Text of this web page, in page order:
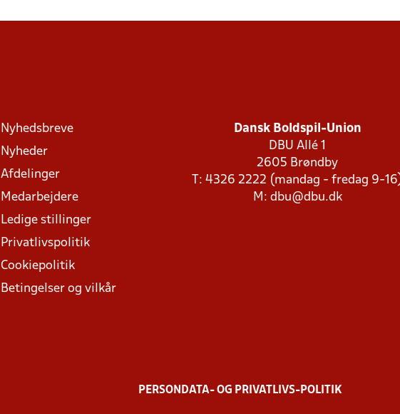
Nyhedsbreve
Nyheder
Afdelinger
Medarbejdere
Ledige stillinger
Privatlivspolitik
Cookiepolitik
Betingelser og vilkår
Dansk Boldspil-Union
DBU Allé 1
2605 Brøndby
T: 4326 2222 (mandag - fredag 9-
M: dbu@dbu.dk
PERSONDATA- OG PRIVATLIVS-POLITIK